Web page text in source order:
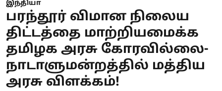
இந்தியா
பரந்தூர் விமான நிலைய
திட்டத்தை மாற்றியமைக்க
தமிழக அரசு கோரவில்லை-
நாடாளுமன்றத்தில் மத்திய
அரசு விளக்கம்!